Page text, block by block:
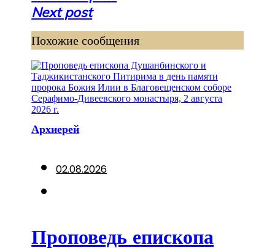
по
записям
Next post
Похожие сообщения
Архиерей
02.08.2026
Проповедь епископа